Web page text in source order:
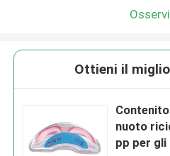
Ottieni il
nuoto
pp per